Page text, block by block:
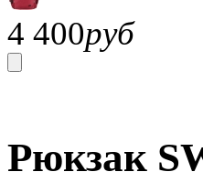
4 400руб
Рюкзак